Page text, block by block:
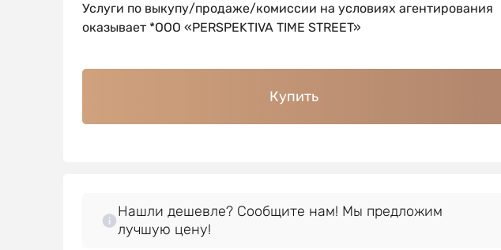
Услуги по выкупу/продаже/комиссии на условиях агентирования
оказывает *OOO «PERSPEKTIVA TIME STREET»
Купить
Нашли дешевле? Сообщите нам! Мы предложим
лучшую цену!